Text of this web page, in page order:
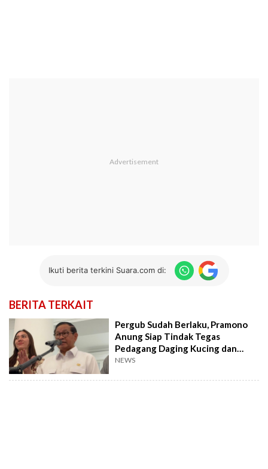
Ikuti berita terkini Suara.com di:
BERITA TERKAIT
Pergub Sudah Berlaku, Pramono
Anung Siap Tindak Tegas
Pedagang Daging Kucing dan
Anjing
NEWS